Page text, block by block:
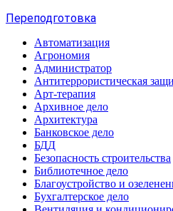
Переподготовка
Автоматизация
Агрономия
Администратор
Антитеррористическая
Арт-терапия
Архивное дело
Архитектура
Банковское дело
БДД
Безопасность строительства
Библиотечное дело
Благоустройство и
Бухгалтерское дело